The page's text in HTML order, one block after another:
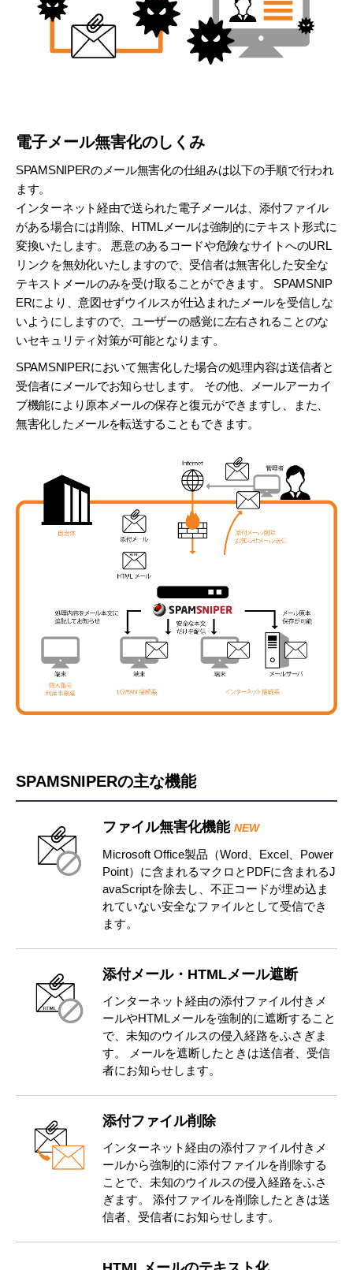
電子メール無害化のしくみ
SPAMSNIPERのメール無害化の仕組みは以下の手順で行われ
ます。
インターネット経由で送られた電子メールは、添付ファイル
がある場合には削除、HTMLメールは強制的にテキスト形式に
変換いたします。 悪意のあるコードや危険なサイトへのURL
リンクを無効化いたしますので、受信者は無害化した安全な
テキストメールのみを受け取ることができます。 SPAMSNIP
ERにより、意図せずウイルスが仕込まれたメールを受信しな
いようにしますので、ユーザーの感覚に左右されることのな
いセキュリティ対策が可能となります。
SPAMSNIPERにおいて無害化した場合の処理内容は送信者と
受信者にメールでお知らせします。 その他、メールアーカイ
ブ機能により原本メールの保存と復元ができますし、また、
無害化したメールを転送することもできます。
SPAMSNIPERの主な機能
ファイル無害化機能 NEW
Microsoft Office製品（Word、Excel、Power
Point）に含まれるマクロとPDFに含まれるJ
avaScriptを除去し、不正コードが埋め込ま
れていない安全なファイルとして受信でき
ます。
添付メール・HTMLメール遮断
インターネット経由の添付ファイル付きメ
ールやHTMLメールを強制的に遮断すること
で、未知のウイルスの侵入経路をふさぎま
す。 メールを遮断したときは送信者、受信
者にお知らせします。
添付ファイル削除
インターネット経由の添付ファイル付きメ
ールから強制的に添付ファイルを削除する
ことで、未知のウイルスの侵入経路をふさ
ぎます。 添付ファイルを削除したときは送
信者、受信者にお知らせします。